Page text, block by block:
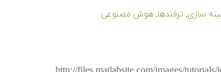
سازی, ترفندها, هوش مصنوعی